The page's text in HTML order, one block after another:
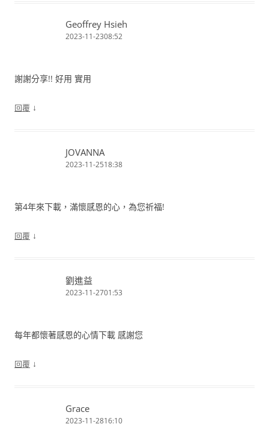
Geoffrey Hsieh
2023-11-2308:52
謝謝分享!! 好用 實用
回覆 ↓
JOVANNA
2023-11-2518:38
第4年來下載，滿懷感恩的心，為您祈福!
回覆 ↓
劉進益
2023-11-2701:53
每年都懷著感恩的心情下載 感謝您
回覆 ↓
Grace
2023-11-2816:10